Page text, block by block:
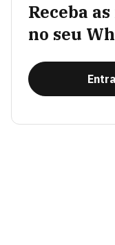
Receba
no seu